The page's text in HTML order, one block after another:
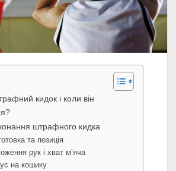
кидок і коли він
штрафного кидка
та позиція
рук і хват м’яча
на кошику